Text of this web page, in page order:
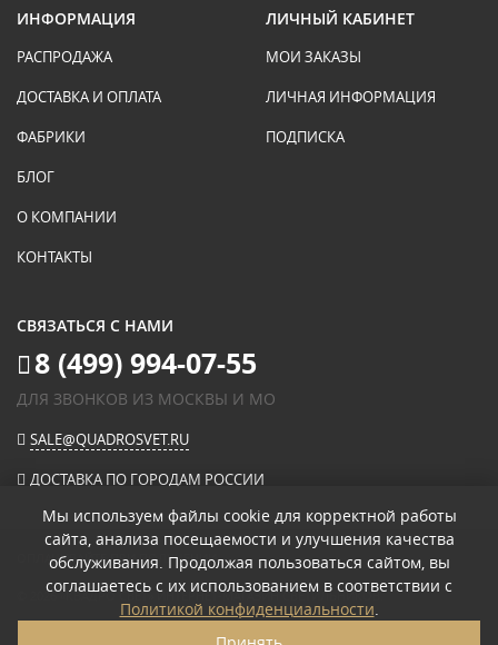
ИНФОРМАЦИЯ
РАСПРОДАЖА
ДОСТАВКА И ОПЛАТА
ФАБРИКИ
БЛОГ
О КОМПАНИИ
КОНТАКТЫ
ЛИЧНЫЙ КАБИНЕТ
МОИ ЗАКАЗЫ
ЛИЧНАЯ ИНФОРМАЦИЯ
ПОДПИСКА
СВЯЗАТЬСЯ С НАМИ
8 (499) 994-07-55
ДЛЯ ЗВОНКОВ ИЗ МОСКВЫ И МО
SALE@QUADROSVET.RU
ДОСТАВКА ПО ГОРОДАМ РОССИИ
ОПЛАЧИВАЙТЕ ПРИ ПОЛУЧЕНИИ
© 2026«КВАДРО СВЕТ» ИНТЕРНЕТ-МАГАЗИН СВЕТИЛЬНИКОВ.
ПОЛИТИКА КОНФИДЕНЦИАЛЬНОСТИ
Мы используем файлы cookie для корректной работы
сайта, анализа посещаемости и улучшения качества
обслуживания. Продолжая пользоваться сайтом, вы
соглашаетесь с их использованием в соответствии с
Политикой конфиденциальности.